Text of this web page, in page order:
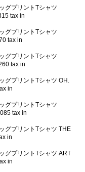
グプリントTシャツ
tax in
グプリントTシャツ
tax in
グプリントTシャツ
tax in
グプリントTシャツ OH.
in
グプリントTシャツ
tax in
グプリントTシャツ THE
in
グプリントTシャツ ART
in